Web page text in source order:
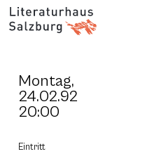
Montag,
24.02.92
20:00
Eintritt